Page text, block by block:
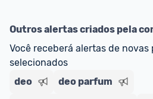
comunidade para tirar
comentário ou através do
Outros alertas criados pela
Você receberá alertas de
selecionados
deo
deo parfum